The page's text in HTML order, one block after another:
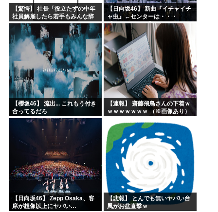
【驚愕】 社長「役立たずの中年
社員解雇したら若手もみんな辞
めてしまった…」
【日向坂46】 新曲『イチャイチ
ャ虫』←センターは・・・
【18thシングル】
【櫻坂46】 流出... これもう付き
合ってるだろ
【速報】 齋藤飛鳥さんの下着ｗ
ｗｗｗｗｗｗｗ （※画像あり）
【日向坂46】 Zepp Osaka、客
席が想像以上にヤバい…
【悲報】 とんでも無いヤバい台
風がお盆直撃ｗ